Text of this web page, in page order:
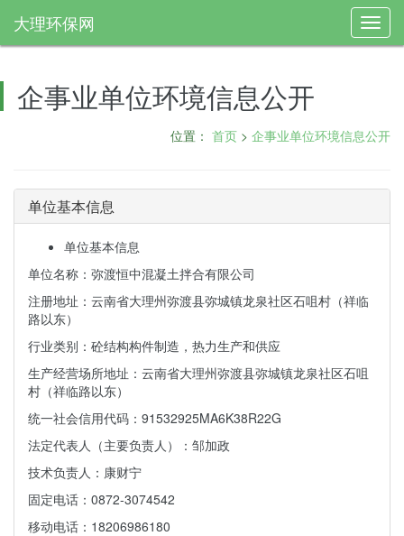
大理环保网
企事业单位环境信息公开
位置： 首页 > 企事业单位环境信息公开
单位基本信息
单位基本信息
单位名称：弥渡恒中混凝土拌合有限公司
注册地址：云南省大理州弥渡县弥城镇龙泉社区石咀村（祥临
路以东）
行业类别：砼结构构件制造，热力生产和供应
生产经营场所地址：云南省大理州弥渡县弥城镇龙泉社区石咀
村（祥临路以东）
统一社会信用代码：91532925MA6K38R22G
法定代表人（主要负责人）：邹加政
技术负责人：康财宁
固定电话：0872-3074542
移动电话：18206986180